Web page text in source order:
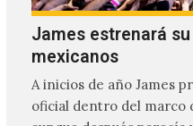
James estrenará
mexicanos
A inicios de año James
oficial dentro del marco